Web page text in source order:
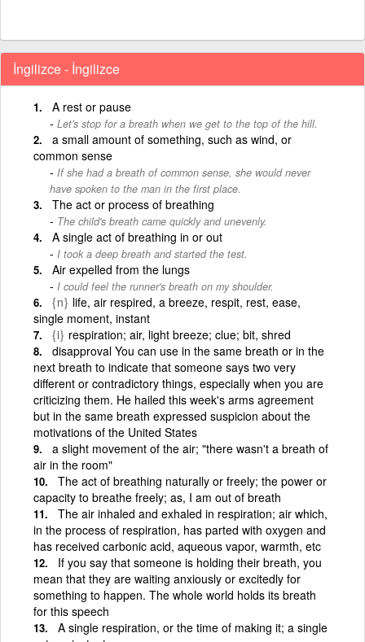
İngilizce - İngilizce
A rest or pause
Let's stop for a breath when we get to the top of the hill.
a small amount of something, such as wind, or
common sense
If she had a breath of common sense, she would never
have spoken to the man in the first place.
The act or process of breathing
The child's breath came quickly and unevenly.
A single act of breathing in or out
I took a deep breath and started the test.
Air expelled from the lungs
I could feel the runner's breath on my shoulder.
{n} life, air respired, a breeze, respit, rest, ease,
single moment, instant
{i} respiration; air, light breeze; clue; bit, shred
disapproval You can use in the same breath or in the
next breath to indicate that someone says two very
different or contradictory things, especially when you are
criticizing them. He hailed this week's arms agreement
but in the same breath expressed suspicion about the
motivations of the United States
a slight movement of the air; "there wasn't a breath of
air in the room"
The act of breathing naturally or freely; the power or
capacity to breathe freely; as, I am out of breath
The air inhaled and exhaled in respiration; air which,
in the process of respiration, has parted with oxygen and
has received carbonic acid, aqueous vapor, warmth, etc
If you say that someone is holding their breath, you
mean that they are waiting anxiously or excitedly for
something to happen. The whole world holds its breath
for this speech
A single respiration, or the time of making it; a single